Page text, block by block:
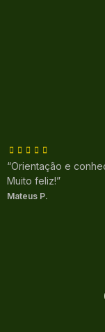
“Orientação e
Muito feliz!”
Mateus P.